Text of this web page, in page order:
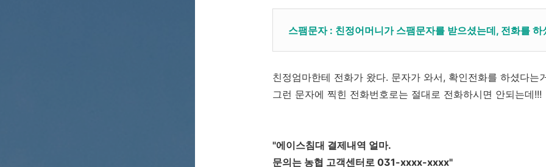
스팸문자 : 친정어머니가 스팸문자를 받으셨는데, 전화를
친정엄마한테 전화가 왔다. 문자가 와서, 확인전화를 하셨다는
그런 문자에 찍힌 전화번호로는 절대로 전화하시면 안되는데!!!
"에이스침대 결제내역 얼마.
문의는 농협 고객센터로 031-xxxx-xxxx"